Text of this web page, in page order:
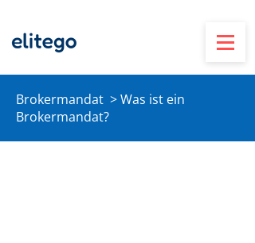
Brokermandat > Was ist ein
Brokermandat?